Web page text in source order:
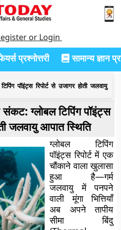
or Login
प्रश्नोत्तरी सामान्य ज्ञान
पॉइंट्स रिपोर्ट से उजागर होती जलवायु
संकट: ग्लोबल टिपिंग पॉइंट्स
जलवायु आपात स्थिति
ग्लोबल टिपिंग
पॉइंट्स रिपोर्ट में एक
चौंकाने वाला खुलासा
हुआ है—गर्म
जलवायु में पनपने
वाली मूंगा भित्तियाँ
अब अपने तापीय
सीमा बिंदु